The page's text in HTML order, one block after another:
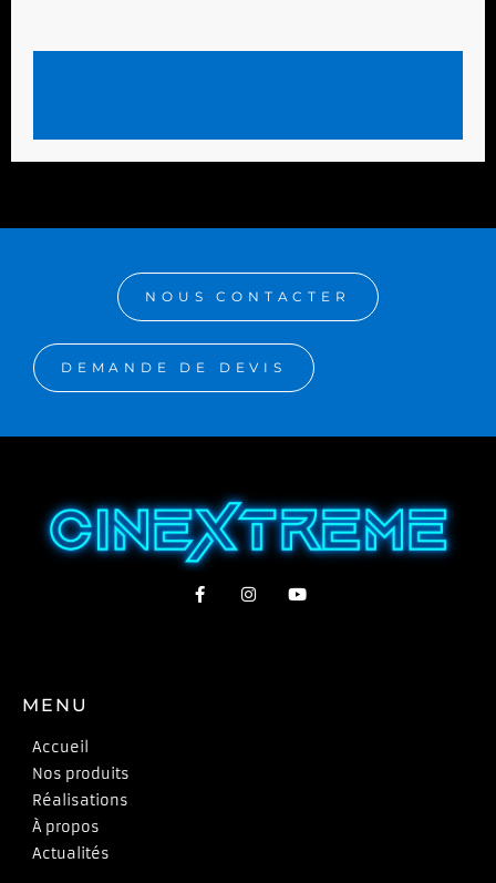
NOUS CONTACTER
DEMANDE DE DEVIS
MENU
Accueil
Nos produits
Réalisations
À propos
Actualités